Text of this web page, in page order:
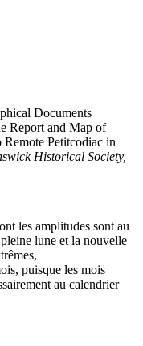
Documents
Report and Map of
Remote Petitcodiac in
Historical Society,
les amplitudes sont au
lune et la nouvelle
puisque les mois
au calendrier